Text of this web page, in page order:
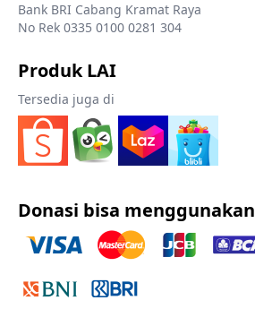
Bank BRI Cabang Kramat Raya
No Rek 0335 0100 0281 304
Produk LAI
Tersedia juga di
Donasi bisa menggunakan